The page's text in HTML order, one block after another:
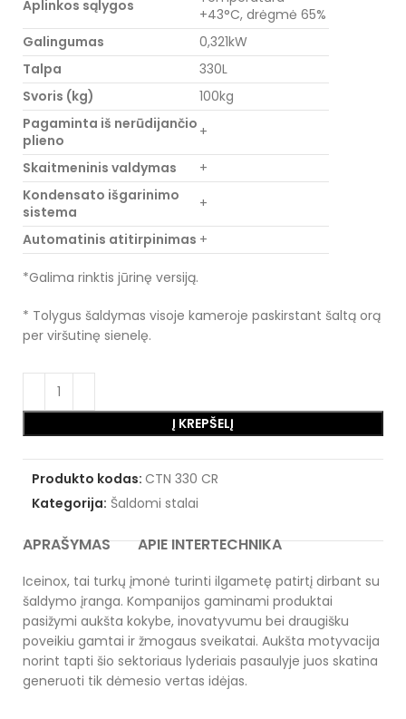
Aplinkos sąlygos
+43°C, drėgmė 65%
Galingumas
0,321kW
Talpa
330L
Svoris (kg)
100kg
Pagaminta iš nerūdijančio
plieno
+
Skaitmeninis valdymas
+
Kondensato išgarinimo
sistema
+
Automatinis atitirpinimas +
*Galima rinktis jūrinę versiją.
* Tolygus šaldymas visoje kameroje paskirstant šaltą orą
per viršutinę sienelę.
Į KREPŠELĮ
Produkto kodas: CTN 330 CR
Kategorija: Šaldomi stalai
APRAŠYMAS APIE INTERTECHNIKA
Iceinox, tai turkų įmonė turinti ilgametę patirtį dirbant su
šaldymo įranga. Kompanijos gaminami produktai
pasižymi aukšta kokybe, inovatyvumu bei draugišku
poveikiu gamtai ir žmogaus sveikatai. Aukšta motyvacija
norint tapti šio sektoriaus lyderiais pasaulyje juos skatina
generuoti tik dėmesio vertas idėjas.